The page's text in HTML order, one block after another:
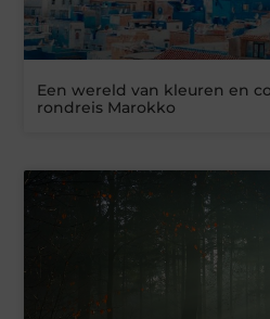
Een wereld van kleuren en
rondreis Marokko